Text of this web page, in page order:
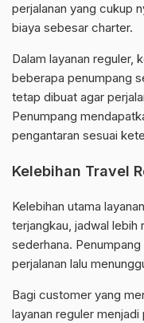
perjalanan yang cukup
biaya sebesar charter.
Dalam layanan reguler,
beberapa penumpang
tetap dibuat agar
Penumpang
pengantaran sesuai
Kelebihan Travel
Kelebihan utama
terjangkau, jadwal lebih
sederhana.
perjalanan lalu
Bagi customer yang
layanan reguler